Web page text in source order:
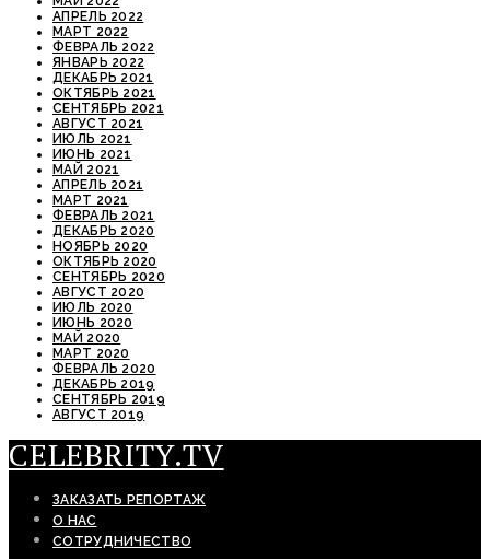
АПРЕЛЬ 2022
МАРТ 2022
ФЕВРАЛЬ 2022
ЯНВАРЬ 2022
ДЕКАБРЬ 2021
ОКТЯБРЬ 2021
СЕНТЯБРЬ 2021
АВГУСТ 2021
ИЮЛЬ 2021
ИЮНЬ 2021
МАЙ 2021
АПРЕЛЬ 2021
МАРТ 2021
ФЕВРАЛЬ 2021
ДЕКАБРЬ 2020
НОЯБРЬ 2020
ОКТЯБРЬ 2020
СЕНТЯБРЬ 2020
АВГУСТ 2020
ИЮЛЬ 2020
ИЮНЬ 2020
МАЙ 2020
МАРТ 2020
ФЕВРАЛЬ 2020
ДЕКАБРЬ 2019
СЕНТЯБРЬ 2019
АВГУСТ 2019
CELEBRITY.TV
ЗАКАЗАТЬ РЕПОРТАЖ
О НАС
СОТРУДНИЧЕСТВО